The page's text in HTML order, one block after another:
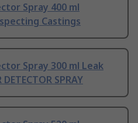
Spray 400 ml
Castings
Spray 300 ml Leak
SPRAY